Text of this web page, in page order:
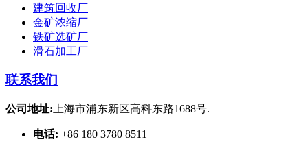
建筑回收厂
金矿浓缩厂
铁矿选矿厂
滑石加工厂
联系我们
公司地址: 上海市浦东新区高科东路1688号.
电话: +86 180 3780 8511